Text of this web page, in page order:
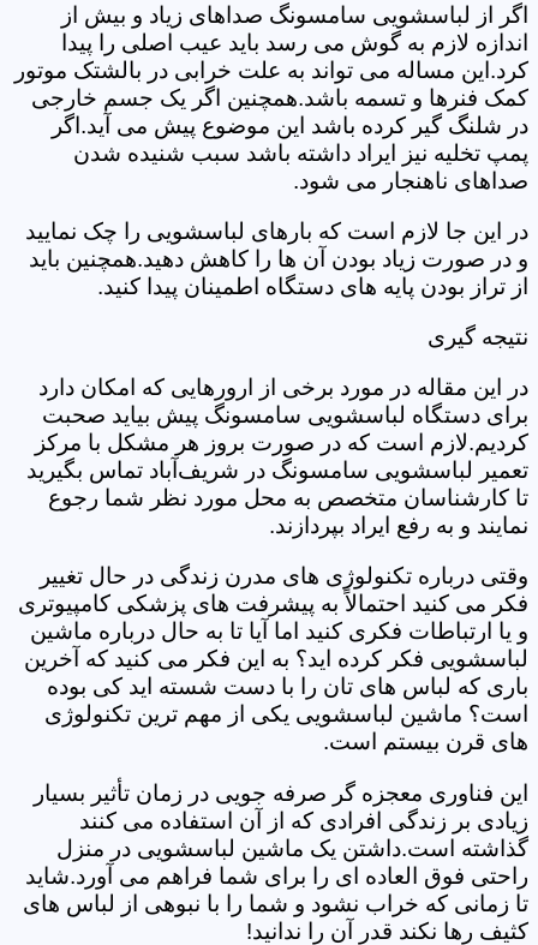
اگر از لباسشویی سامسونگ صداهای زیاد و بیش از
اندازه لازم به گوش می رسد باید عیب اصلی را پیدا
کرد.این مساله می تواند به علت خرابی در بالشتک موتور
کمک فنرها و تسمه باشد.همچنین اگر یک جسم خارجی
در شلنگ گیر کرده باشد این موضوع پیش می آید.اگر
پمپ تخلیه نیز ایراد داشته باشد سبب شنیده شدن
صداهای ناهنجار می شود.
در این جا لازم است که بارهای لباسشویی را چک نمایید
و در صورت زیاد بودن آن ها را کاهش دهید.همچنین باید
از تراز بودن پایه های دستگاه اطمینان پیدا کنید.
نتیجه گیری
در این مقاله در مورد برخی از ارورهایی که امکان دارد
برای دستگاه لباسشویی سامسونگ پیش بیاید صحبت
کردیم.لازم است که در صورت بروز هر مشکل با مرکز
تعمیر لباسشویی سامسونگ در شریف‌آباد تماس بگیرید
تا کارشناسان متخصص به محل مورد نظر شما رجوع
نمایند و به رفع ایراد بپردازند.
وقتی درباره تکنولوژی های مدرن زندگی در حال تغییر
فکر می کنید احتمالاً به پیشرفت های پزشکی کامپیوتری
و یا ارتباطات فکری کنید اما آیا تا به حال درباره ماشین
لباسشویی فکر کرده اید؟ به این فکر می کنید که آخرین
باری که لباس های تان را با دست شسته اید کی بوده
است؟ ماشین لباسشویی یکی از مهم ترین تکنولوژی
های قرن بیستم است.
این فناوری معجزه گر صرفه جویی در زمان تأثیر بسیار
زیادی بر زندگی افرادی که از آن استفاده می کنند
گذاشته است.داشتن یک ماشین لباسشویی در منزل
راحتی فوق العاده ای را برای شما فراهم می آورد.شاید
تا زمانی که خراب نشود و شما را با نبوهی از لباس های
کثیف رها نکند قدر آن را ندانید!